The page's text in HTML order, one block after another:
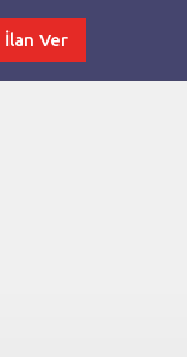
Ver